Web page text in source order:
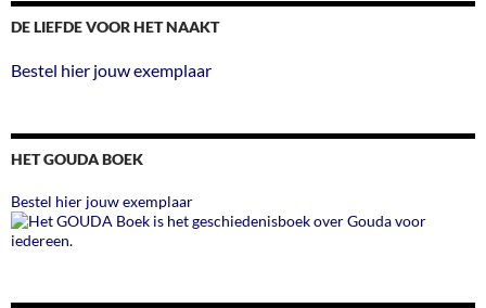
DE LIEFDE VOOR HET NAAKT
Bestel hier jouw exemplaar
HET GOUDA BOEK
Bestel hier jouw exemplaar